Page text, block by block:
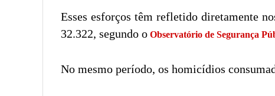
Esses esforços têm refletido diretamente
32.322, segundo o Observatório de Segurança
No mesmo período, os homicídios